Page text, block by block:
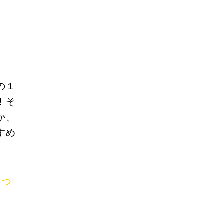
１
そ
め